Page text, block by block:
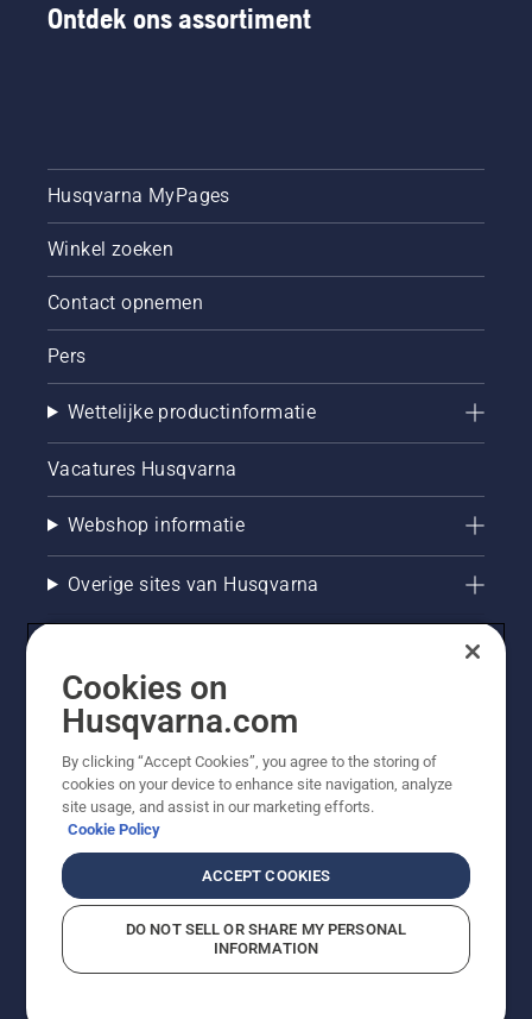
Ontdek ons assortiment
Husqvarna MyPages
Winkel zoeken
Contact opnemen
Pers
Wettelijke productinformatie
Vacatures Husqvarna
Webshop informatie
Overige sites van Husqvarna
© Husqvarna AB (publ). Alle rechten voorbehouden. De
getoonde prijzen zijn consumentenadviesprijzen. Alle
vermelde prijzen zijn adviesverkoopprijzen (incl. BTW),
tenzij het product beschikbaar is voor directe aankoop.
CookiebeleidGebruiksvoorwaarden Privacyverklaring
Bedrijfsgegevens Report Suspected Violations
Cookies on
Husqvarna.com
By clicking “Accept Cookies”, you agree to the storing of
cookies on your device to enhance site navigation, analyze
site usage, and assist in our marketing efforts.
Cookie Policy
ACCEPT COOKIES
DO NOT SELL OR SHARE MY PERSONAL
INFORMATION